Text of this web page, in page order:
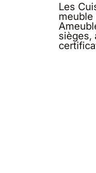
Les
meuble
sièges,